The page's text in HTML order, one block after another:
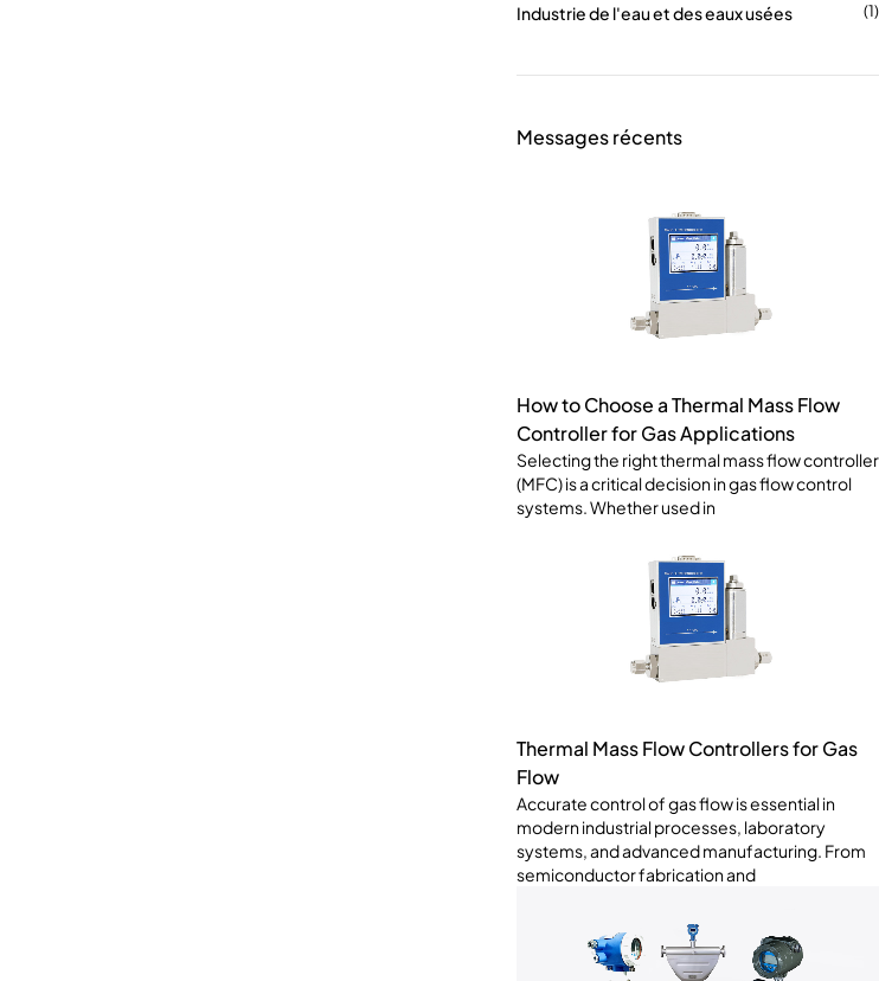
Industrie de l'eau et des eaux usées (1)
Messages récents
How to Choose a Thermal Mass Flow
Controller for Gas Applications
Selecting the right thermal mass flow controller
(MFC) is a critical decision in gas flow control
systems. Whether used in
Thermal Mass Flow Controllers for Gas
Flow
Accurate control of gas flow is essential in
modern industrial processes, laboratory
systems, and advanced manufacturing. From
semiconductor fabrication and